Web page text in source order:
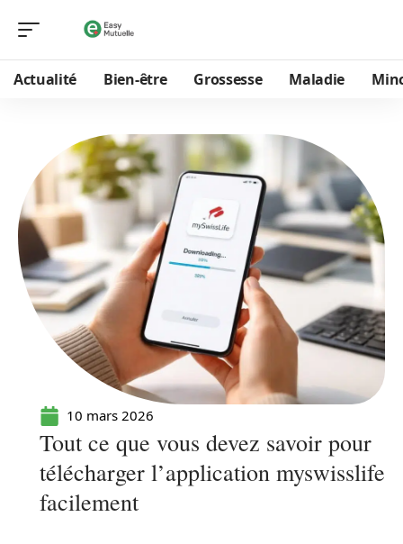
Actualité Bien-être Grossesse Maladie
10 mars 2026
Tout ce que vous devez savoir pour
télécharger l’application myswisslife
facilement